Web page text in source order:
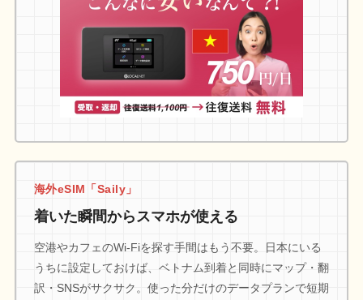
海外eSIM「Saily」
着いた瞬間からスマホが使える
空港やカフェのWi-Fiを探す手間はもう不要。日本にいる
うちに設定しておけば、ベトナム到着と同時にマップ・翻
訳・SNSがサクサク。使った分だけのデータプランで短期